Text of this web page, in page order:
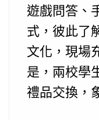
遊戲問答、
式，彼此了
文化，現場
是，兩校學
禮品交換，